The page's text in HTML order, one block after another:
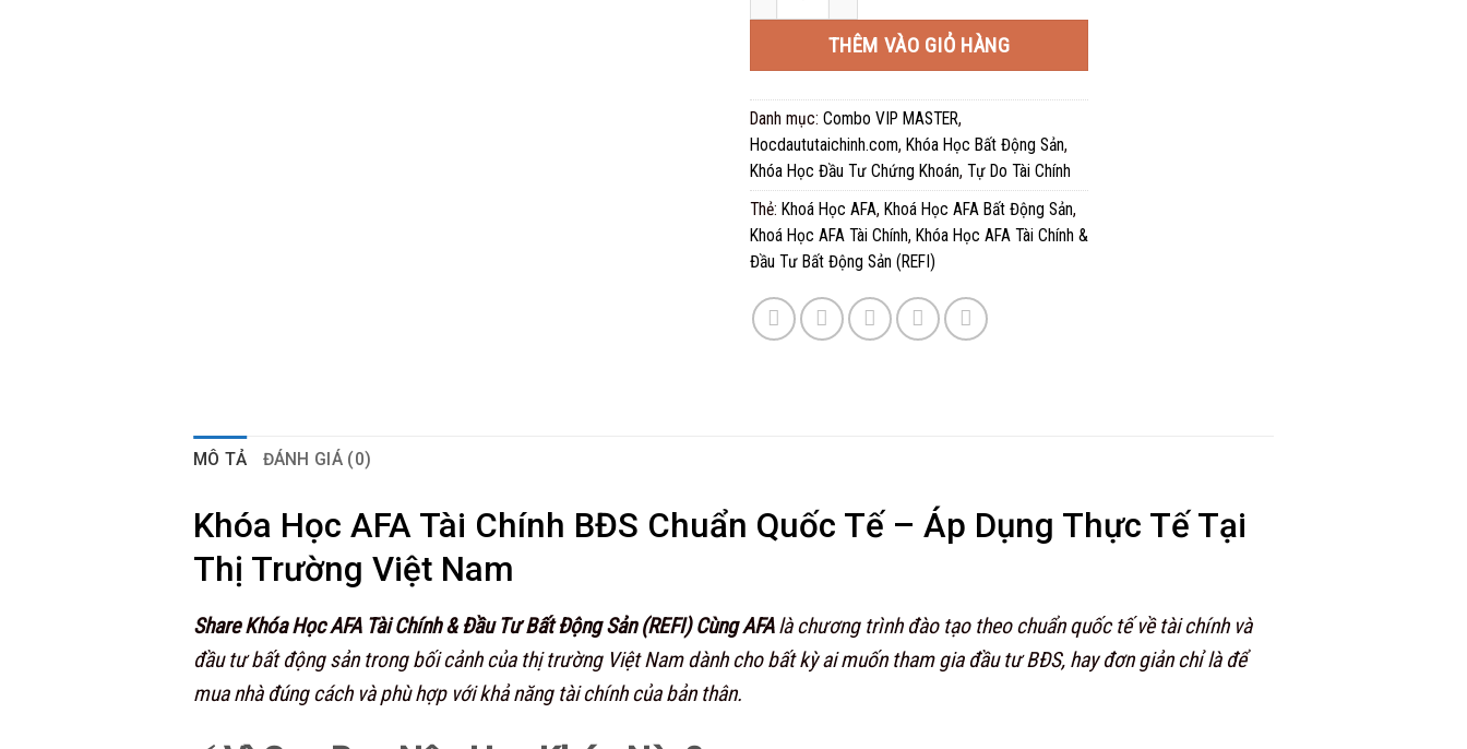
5.000.000 ₫.
là:
THÊM VÀO GIỎ HÀNG
Danh mục: Combo VIP MASTER,
Hocdaututaichinh.com, Khóa Học Bất Động Sản,
Khóa Học Đầu Tư Chứng Khoán, Tự Do Tài Chính
Thẻ: Khoá Học AFA, Khoá Học AFA Bất Động Sản,
Khoá Học AFA Tài Chính, Khóa Học AFA Tài Chính &
Đầu Tư Bất Động Sản (REFI)
MÔ TẢ ĐÁNH GIÁ (0)
Khóa Học AFA Tài Chính BĐS Chuẩn Quốc Tế – Áp Dụng Thực Tế Tại
Thị Trường Việt Nam
Share Khóa Học AFA Tài Chính & Đầu Tư Bất Động Sản (REFI) Cùng AFAlà chương trình đào tạo theo chuẩn quốc tế về tài chính và
đầu tư bất động sản trong bối cảnh của thị trường Việt Nam dành cho bất kỳ ai muốn tham gia đầu tư BĐS, hay đơn giản chỉ là để
mua nhà đúng cách và phù hợp với khả năng tài chính của bản thân.